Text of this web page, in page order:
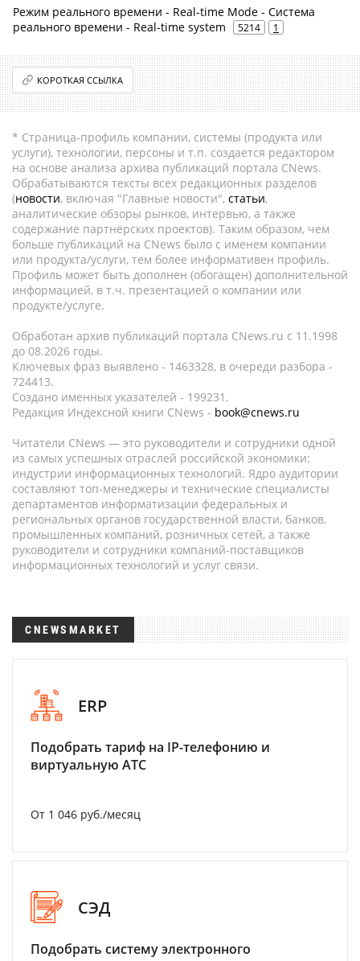
Режим реального времени - Real-time Mode - Система
реального времени - Real-time system
5214 1
КОРОТКАЯ ССЫЛКА
* Страница-профиль компании, системы (продукта или
услуги), технологии, персоны и т.п. создается редактором
на основе анализа архива публикаций портала CNews.
Обрабатываются тексты всех редакционных разделов
(новости, включая "Главные новости", статьи,
аналитические обзоры рынков, интервью, а также
содержание партнёрских проектов). Таким образом, чем
больше публикаций на CNews было с именем компании
или продукта/услуги, тем более информативен профиль.
Профиль может быть дополнен (обогащен) дополнительной
информацией, в т.ч. презентацией о компании или
продукте/услуге.
Обработан архив публикаций портала CNews.ru c 11.1998
до 08.2026 годы.
Ключевых фраз выявлено - 1463328, в очереди разбора -
724413.
Создано именных указателей - 199231.
Редакция Индексной книги CNews - book@cnews.ru
Читатели CNews — это руководители и сотрудники одной
из самых успешных отраслей российской экономики:
индустрии информационных технологий. Ядро аудитории
составляют топ-менеджеры и технические специалисты
департаментов информатизации федеральных и
региональных органов государственной власти, банков,
промышленных компаний, розничных сетей, а также
руководители и сотрудники компаний-поставщиков
информационных технологий и услуг связи.
CNEWSMARKET
ERP
Подобрать тариф на IP-телефонию и
виртуальную АТС
От 1 046 руб./месяц
СЭД
Подобрать систему электронного